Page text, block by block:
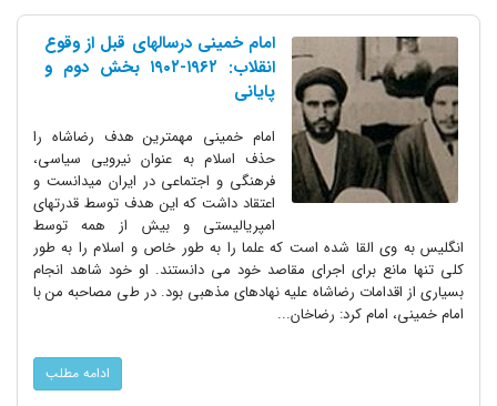
امام خمینی درسالهای قبل از وقوع
انقلاب: ۱۹۶۲-۱۹۰۲ بخش دوم و
پایانی
امام خمینی مهمترین هدف رضاشاه را
حذف اسلام به عنوان نیرویی سیاسی،
فرهنگی و اجتماعی در ایران میدانست و
اعتقاد داشت که این هدف توسط قدرتهای
امپریالیستی و بیش از همه توسط
انگلیس به وی القا شده است که علما را به طور خاص و اسلام را به طور
کلی تنها مانع برای اجرای مقاصد خود می دانستند. او خود شاهد انجام
بسیاری از اقدامات رضاشاه علیه نهادهای مذهبی بود. در طی مصاحبه من با
امام خمینی، امام کرد: رضاخان...
ادامه مطلب